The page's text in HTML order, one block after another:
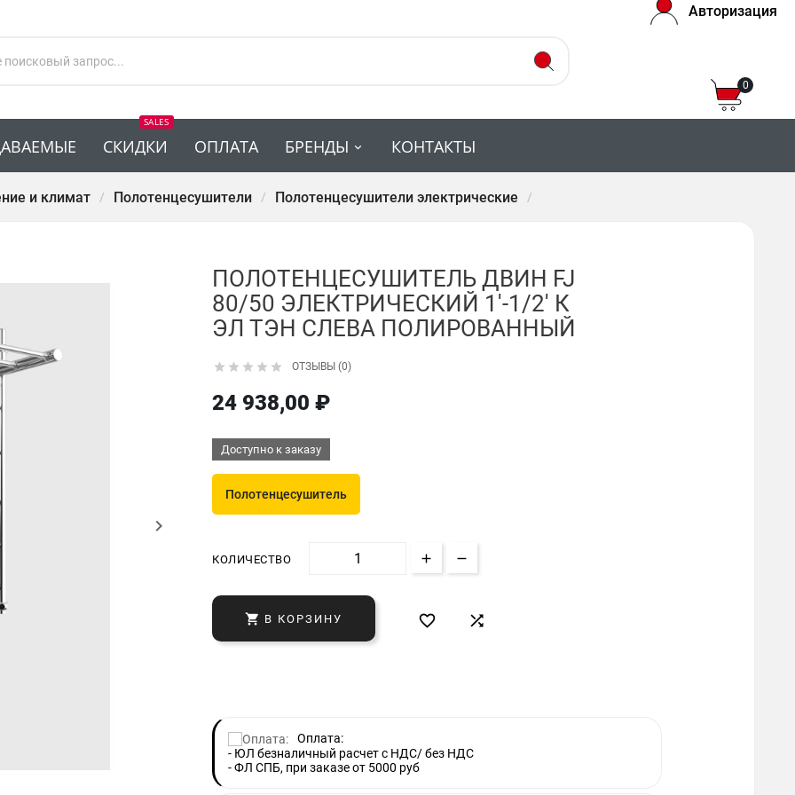
Авторизация
0
СКИДКИ
SALES
ОПЛАТА БРЕНДЫ КОНТАКТЫ
и климат Полотенцесушители Полотенцесушители электрические
keyboard_arrow_right
ПОЛОТЕНЦЕСУШИТЕЛЬ ДВИН FJ
80/50 ЭЛЕКТРИЧЕСКИЙ 1'-1/2' К
ЭЛ ТЭН СЛЕВА ПОЛИРОВАННЫЙ
     ОТЗЫВЫ (0)
24 938,00 ₽
Доступно к заказу
Полотенцесушитель
КОЛИЧЕСТВО
 В КОРЗИНУ  
Оплата:
- ЮЛ безналичный расчет с НДС/ без НДС
- ФЛ СПБ, при заказе от 5000 руб